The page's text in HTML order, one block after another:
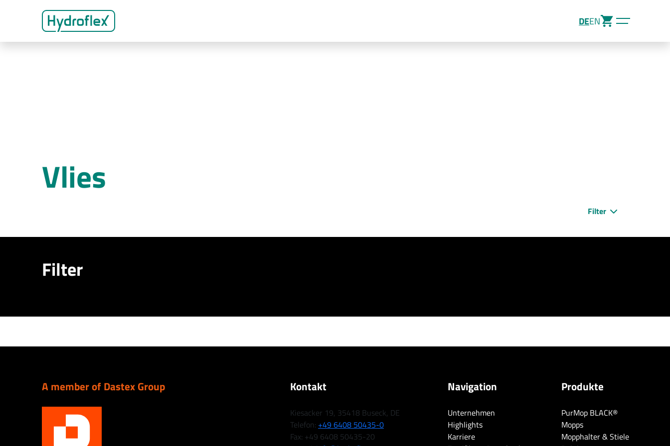
DEEN
Vlies
Filter
Filter
A member of Dastex Group Kontakt
Kiesacker 19, 35418 Buseck, DE
Telefon: +49 6408 50435-0
Fax: +49 6408 50435-20
Navigation
Unternehmen
Highlights
Karriere
Produkte
PurMop BLACK®
Mopps
Mopphalter & Stiele